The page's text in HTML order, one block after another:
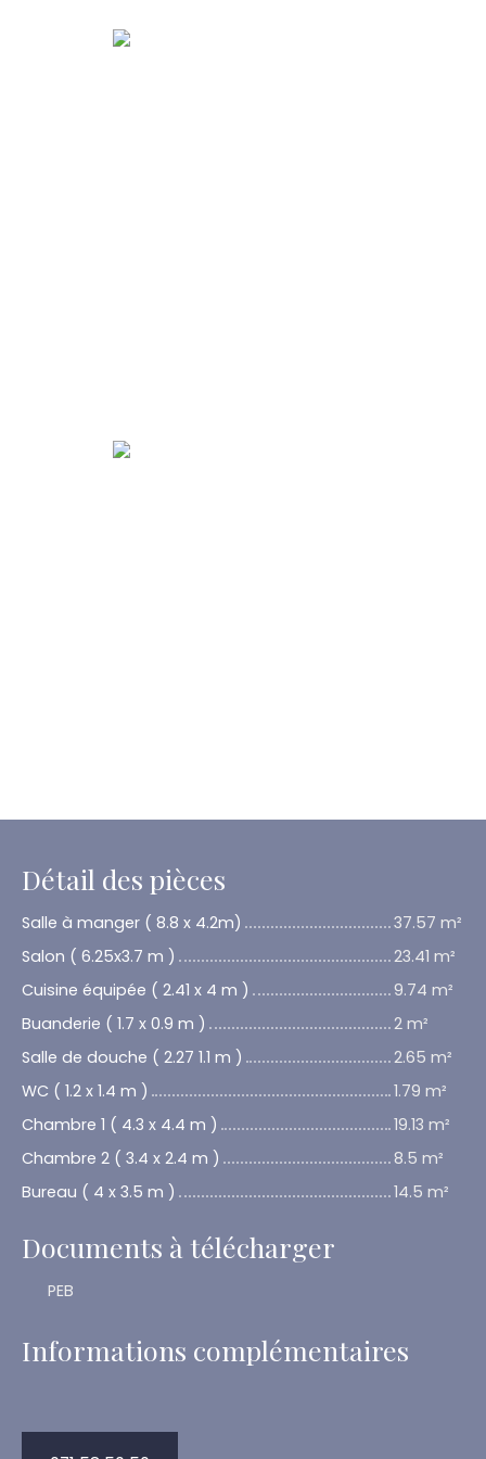
Détail des pièces
Salle à manger ( 8.8 x 4.2m)
37.57 m²
Salon ( 6.25x3.7 m )
23.41 m²
Cuisine équipée ( 2.41 x 4 m )
9.74 m²
Buanderie ( 1.7 x 0.9 m )
2 m²
Salle de douche ( 2.27 1.1 m )
2.65 m²
WC ( 1.2 x 1.4 m )
1.79 m²
Chambre 1 ( 4.3 x 4.4 m )
19.13 m²
Chambre 2 ( 3.4 x 2.4 m )
8.5 m²
Bureau ( 4 x 3.5 m )
14.5 m²
Documents à télécharger
PEB
Informations complémentaires